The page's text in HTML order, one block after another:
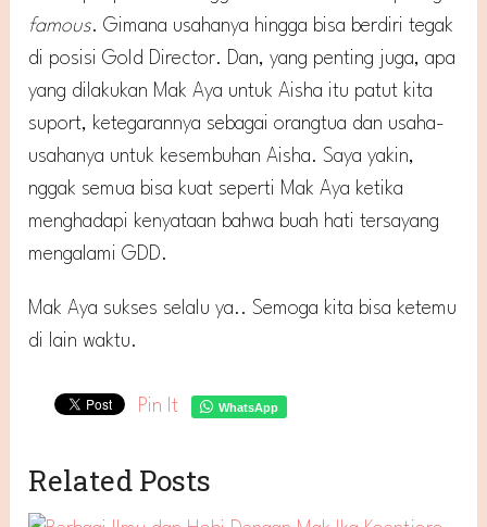
famous. Gimana usahanya hingga bisa berdiri tegak
di posisi Gold Director. Dan, yang penting juga, apa
yang dilakukan Mak Aya untuk Aisha itu patut kita
suport, ketegarannya sebagai orangtua dan usaha-
usahanya untuk kesembuhan Aisha. Saya yakin,
nggak semua bisa kuat seperti Mak Aya ketika
menghadapi kenyataan bahwa buah hati tersayang
mengalami GDD.
Mak Aya sukses selalu ya.. Semoga kita bisa ketemu
di lain waktu.
Pin It WhatsApp
Related Posts